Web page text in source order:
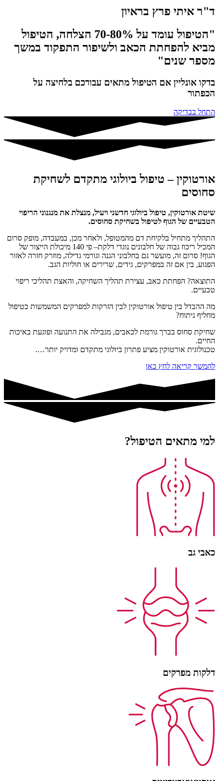
ד"ר איתי פרץ בראיון
"הטיפול עומד על 70-80% הצלחה, הטיפול
מביא להפחתת הכאב ולשיפור התפקוד במשך
מספר שנים"
בדקו אונליין אם הטיפול מתאים עבורכם בלחיצה על
הכפתור
התחל בבדיקה
אורטוקין – טיפול ביולוגי מתקדם לשחיקת
סחוסים
שיטת אורטוקין, טיפול ביולוגי חדשני ויעיל, מנצלת את מנגנוני הריפוי
הטבעיים של הגוף לטיפול בשחיקת סחוסים.
התהליך מתחיל בלקיחת דם מהמטופל, ולאחר מכן, במעבדה, מופק סרום
המכיל ריכוז גבוה של חלבונים נוגדי דלקת– פי 140 מיכולת הייצור של
הגוף! סרום זה, מועשר גם בחלבוני הגנה וגורמי גדילה, מוזרק חזרה לאזור
הפגוע, בין אם זה במפרקים, גידים, שרירים או חוליות הגב.
התוצאה? הפחתת כאב, עצירת תהליך השחיקה, והאצת תהליכי ריפוי
טבעיים.
מה ההבדל בין טיפול אורטוקין לבין הזרקות למפרקים המשמשות כטיפול
מחליף ניתוח?
שחיקת סחוס בברך גורמת לכאבים, מגבילה את התנועה ופוגעת באיכות
החיים.
טכנולוגית אורטוקין מציע פתרון ביולוגי מתקדם ומדויק יותר….
להמשך קריאה לחץ כאן
למי מתאים הטיפול?
כאבי גב
דלקות מפרקים